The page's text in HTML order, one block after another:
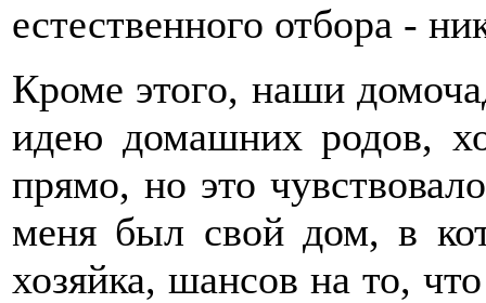
естественного отбора -
Кроме этого, наши
идею домашних родов,
прямо, но это
меня был свой дом, в
хозяйка, шансов на то,